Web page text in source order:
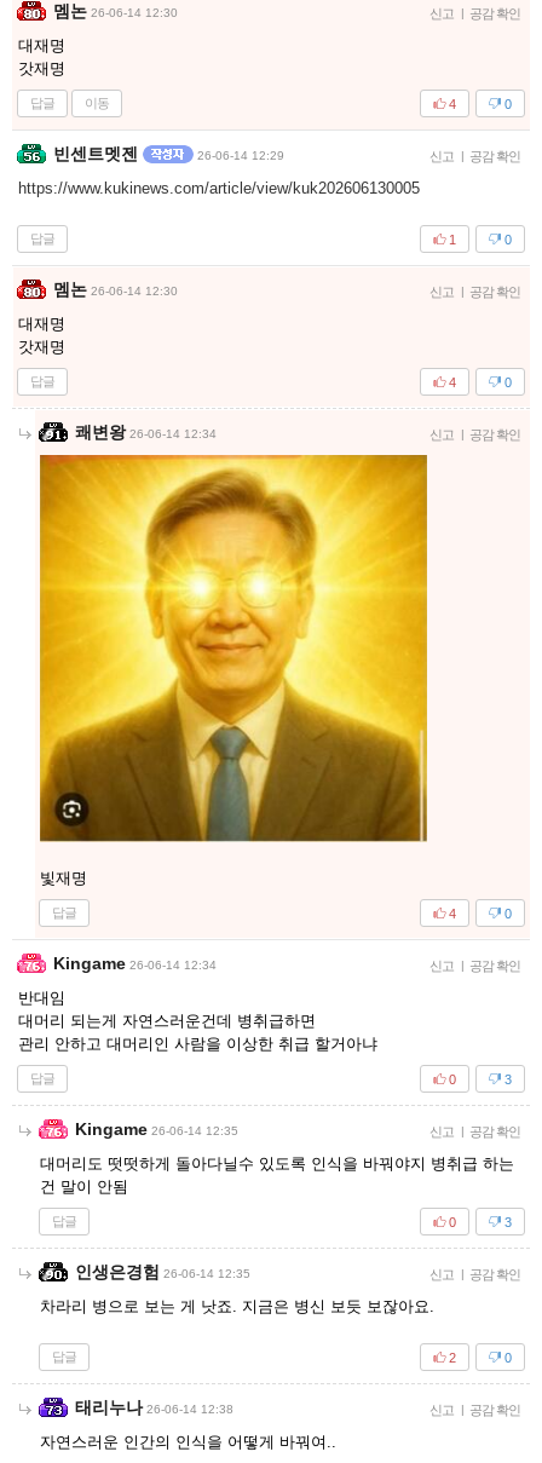
멤논 26-06-14 12:30 신고 | 공감 확인
대재명
갓재명
답글 이동 0
4
빈센트멧젠 26-06-14 12:29 신고 | 공감 확인
https://www.kukinews.com/article/view/kuk202606130005
답글 0
1
멤논 26-06-14 12:30 신고 | 공감 확인
대재명
갓재명
답글 0
4
쾌변왕 26-06-14 12:34 신고 | 공감 확인
빛재명
답글 0
4
Kingame 26-06-14 12:34 신고 | 공감 확인
반대임
대머리 되는게 자연스러운건데 병취급하면
관리 안하고 대머리인 사람을 이상한 취급 할거아냐
답글 3
0
Kingame 26-06-14 12:35 신고 | 공감 확인
대머리도 떳떳하게 돌아다닐수 있도록 인식을 바꿔야지 병취급 하는
건 말이 안됨
답글 3
0
인생은경험 26-06-14 12:35 신고 | 공감 확인
차라리 병으로 보는 게 낫죠. 지금은 병신 보듯 보잖아요.
답글 0
2
태리누나 26-06-14 12:38 신고 | 공감 확인
자연스러운 인간의 인식을 어떻게 바꿔여..